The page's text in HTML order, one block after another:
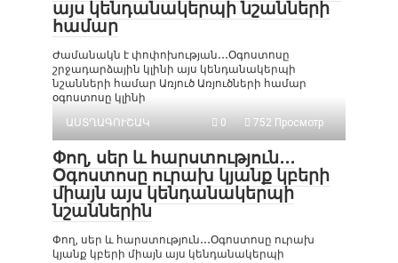
այս կենդանակերպի նշանների
համար
Ժամանակն է փոփոխության․․․Օգոստոսը
շրջադարձային կլինի այս կենդանակերպի
նշանների համար Առյուծ Առյուծների համար
օգոստոսը կլինի
ԱՍՏՂԱԳՈՒՇԱԿ
0 752 Просмотр
Փող, սեր և հարստություն․․․
Օգոստոսը ուրախ կյանք կբերի
միայն այս կենդանակերպի
նշաններին
Փող, սեր և հարստություն․․․Օգոստոսը ուրախ
կյանք կբերի միայն այս կենդանակերպի